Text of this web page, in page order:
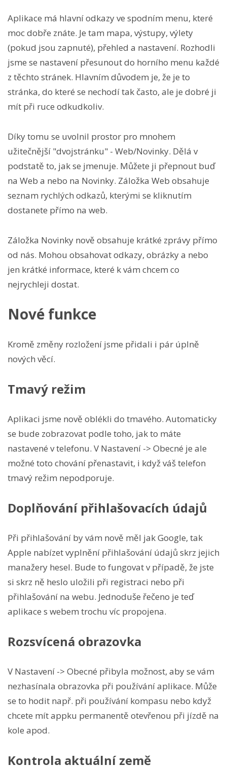
Aplikace má hlavní odkazy ve spodním menu, které
moc dobře znáte. Je tam mapa, výstupy, výlety
(pokud jsou zapnuté), přehled a nastavení. Rozhodli
jsme se nastavení přesunout do horního menu každé
z těchto stránek. Hlavním důvodem je, že je to
stránka, do které se nechodí tak často, ale je dobré ji
mít při ruce odkudkoliv.
Díky tomu se uvolnil prostor pro mnohem
užitečnější "dvojstránku" - Web/Novinky. Dělá v
podstatě to, jak se jmenuje. Můžete ji přepnout buď
na Web a nebo na Novinky. Záložka Web obsahuje
seznam rychlých odkazů, kterými se kliknutím
dostanete přímo na web.
Záložka Novinky nově obsahuje krátké zprávy přímo
od nás. Mohou obsahovat odkazy, obrázky a nebo
jen krátké informace, které k vám chcem co
nejrychleji dostat.
Nové funkce
Kromě změny rozložení jsme přidali i pár úplně
nových věcí.
Tmavý režim
Aplikaci jsme nově oblékli do tmavého. Automaticky
se bude zobrazovat podle toho, jak to máte
nastavené v telefonu. V Nastavení -> Obecné je ale
možné toto chování přenastavit, i když váš telefon
tmavý režim nepodporuje.
Doplňování přihlašovacích údajů
Při přihlašování by vám nově měl jak Google, tak
Apple nabízet vyplnění přihlašování údajů skrz jejich
manažery hesel. Bude to fungovat v případě, že jste
si skrz ně heslo uložili při registraci nebo při
přihlašování na webu. Jednoduše řečeno je teď
aplikace s webem trochu víc propojena.
Rozsvícená obrazovka
V Nastavení -> Obecné přibyla možnost, aby se vám
nezhasínala obrazovka při používání aplikace. Může
se to hodit např. při používání kompasu nebo když
chcete mít appku permanentě otevřenou při jízdě na
kole apod.
Kontrola aktuální země